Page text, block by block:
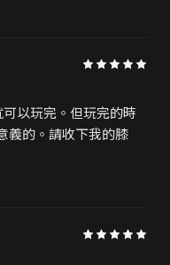
以玩完。但玩完的時
義的。請收下我的膝